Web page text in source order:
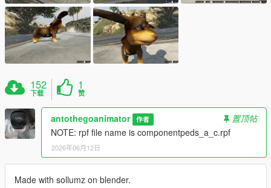
152
下载
1
赞
antothegoanimator 作者
置顶帖
NOTE: rpf file name is componentpeds_a_c.rpf
2026年06月12日
Made with sollumz on blender.